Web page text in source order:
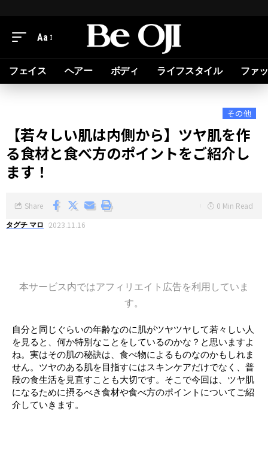
Aa
フェイス ヘアー ボディ ライフスタイル ファ
その他
【若々しい肌は内側から】ツヤ肌を作
る食材と食べ方のポイントをご紹介し
ます！
タグチ マロ 2023.11.16
Share 0 Min Read
本サービス内ではアフィリエイト広告を利用していま
す。
自分と同じぐらいの年齢なのに肌がツヤツヤして若々しい人
を見ると、何か特別なことをしているのかな？と思いますよ
ね。実はその肌の秘訣は、食べ物によるものなのかもしれま
せん。ツヤのある肌を目指すにはスキンケアだけでなく、普
段の食生活を見直すことも大切です。そこで今回は、ツヤ肌
になるために摂るべき食材や食べ方のポイントについてご紹
介していきます。